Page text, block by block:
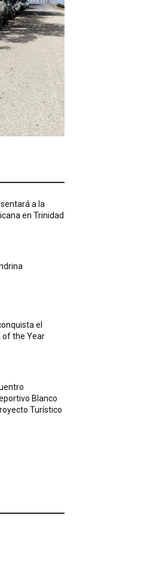
a la
en Trinidad
el
of the Year
Blanco
Turístico